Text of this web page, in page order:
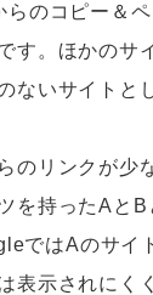
らのコピー＆
す。ほかのサ
ないサイトと
のリンクが少
を持ったAと
ではAのサイ
表示されにく